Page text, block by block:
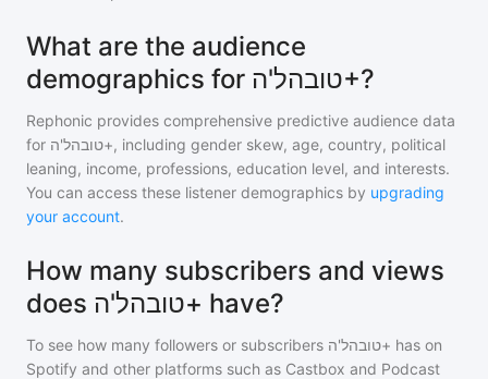
What are the audience
demographics for טובהל'ה+?
Rephonic provides comprehensive predictive audience data
for
טובהל'ה+, including gender skew, age, country, political
leaning, income, professions, education level, and interests.
You can access these listener demographics by upgrading
your account.
How many subscribers and views
does טובהל'ה+ have?
To see how many followers or subscribers טובהל'ה+ has on
Spotify and other platforms such as Castbox and Podcast